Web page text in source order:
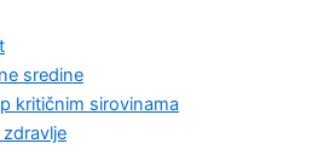
sredine
kritičnim sirovinama